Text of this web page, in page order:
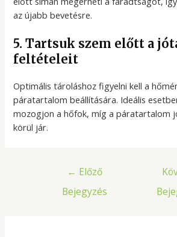
az újabb bevetésre.
5. Tartsuk szem előtt a
feltételeit
Optimális tároláshoz figyelni kell a
páratartalom beállítására. Ideális
mozogjon a hőfok, míg a páratartalom
körül jár.
← Előző
Bejegyzés